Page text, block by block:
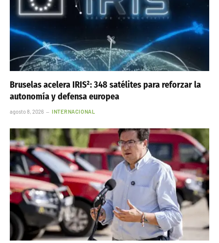
Bruselas acelera IRIS²: 348 satélites para reforzar la
autonomía y defensa europea
agosto 8, 2026 INTERNACIONAL